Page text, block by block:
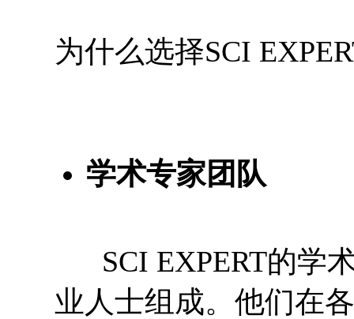
为什么选择SCI
学术专家团队
SCI EXPERT的学
业人士组成。他们在